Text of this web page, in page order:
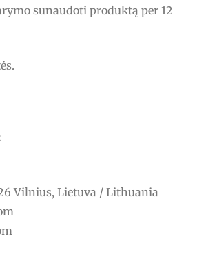
sunaudoti produktą per 12
Vilnius, Lietuva / Lithuania